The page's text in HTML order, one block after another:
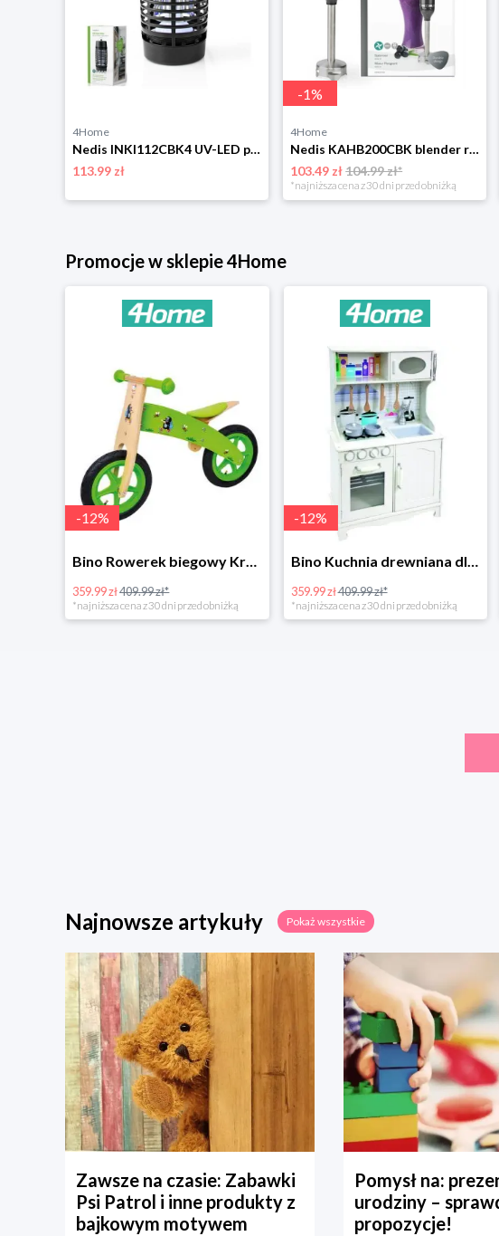
4Home
Nedis INKI112CBK4 UV-LED pułapka na owady 3W/30 m2
113.99 zł
-1%
4Home
Nedis KAHB200CBK blender ręczny noga ze stali nierdzewnej
103.49 zł104.99 zł*
*najniższa cena z 30 dni przed obniżką
Promocje w sklepie 4Home
-12%
Bino Rowerek biegowy Krecik
359.99 zł409.99 zł*
*najniższa cena z 30 dni przed obniżką
-12%
359.99 zł409.99 zł*
*najniższa cena z 30 dni przed obniżką
Najnowsze artykuły Pokaż wszystkie
Zawsze na czasie: Zabawki
Psi Patrol i inne produkty z
bajkowym motywem
Pomysł na:
urodziny –
propozycje!